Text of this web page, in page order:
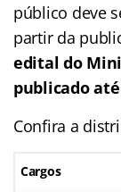
público deve
partir da
edital do
publicado
Confira a
Cargos